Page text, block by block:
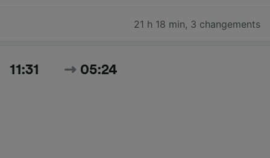
21 h 18 min, 3 changements
11:31 05:24